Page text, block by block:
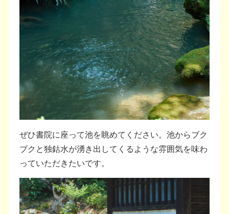
ぜひ書院に座って池を眺めてください。池からブク
ブクと独鈷水が湧き出してくるような雰囲気を味わ
っていただきたいです。